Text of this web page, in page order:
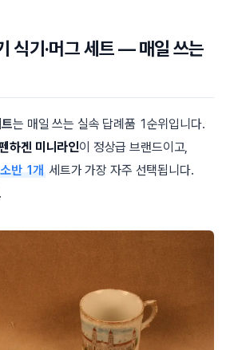
식기·머그 세트 — 매일 쓰는
는 매일 쓰는 실속 답례품 1순위입니다.
하겐 미니라인이 정상급 브랜드이고,
반 1개 세트가 가장 자주 선택됩니다.